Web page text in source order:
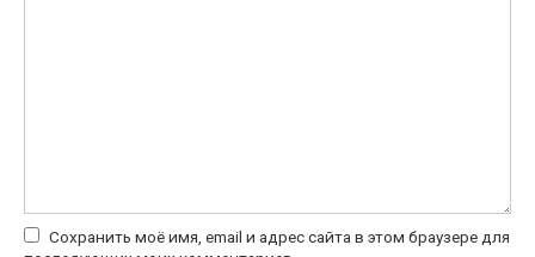
Сохранить моё имя, email и адрес сайта в этом браузере для